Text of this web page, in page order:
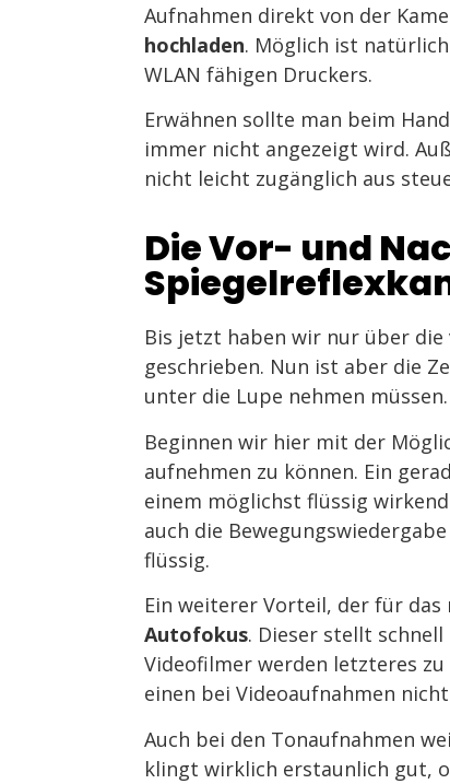
Aufnahmen direkt von der
hochladen. Möglich ist
WLAN fähigen Druckers.
Erwähnen sollte man beim
immer nicht angezeigt wird.
nicht leicht zugänglich aus
Die Vor- und
Bis jetzt haben wir nur über die
geschrieben. Nun ist aber die
unter die Lupe nehmen müssen.
Beginnen wir hier mit der
aufnehmen zu können. Ein
einem möglichst flüssig
auch die
flüssig.
Ein weiterer Vorteil, der für
Autofokus. Dieser stellt
Videofilmer werden letzteres
einen bei Videoaufnahmen
Auch bei den Tonaufnahmen
klingt wirklich erstaunlich gut,